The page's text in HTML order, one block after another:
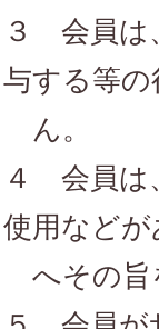
３ 会員は
与する等
ん。
４ 会員は
使用など
へその旨